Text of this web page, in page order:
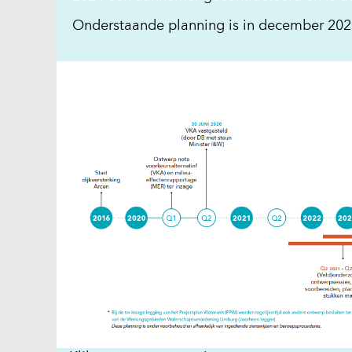
Onderstaande planning is in december